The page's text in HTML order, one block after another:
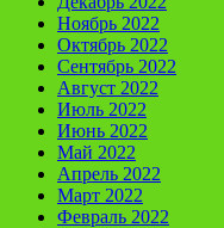
Ноябрь 2022
Октябрь 2022
Сентябрь 2022
Август 2022
Июль 2022
Июнь 2022
Май 2022
Апрель 2022
Март 2022
Февраль 2022